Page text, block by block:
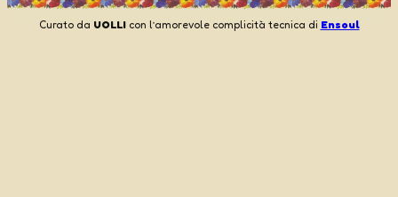
Curato da UOLLIcon l’amorevole complicità tecnica di Ensoul